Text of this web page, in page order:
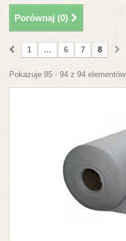
Porównaj (0)
1 ... 6 7 8
Pokazuje 85 - 94 z 94 elementów